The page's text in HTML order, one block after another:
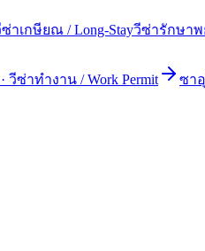
าเกษียณ / Long-Stayวีซ่ารักษาพ
· วีซ่าทำงาน / Work Permit ซา